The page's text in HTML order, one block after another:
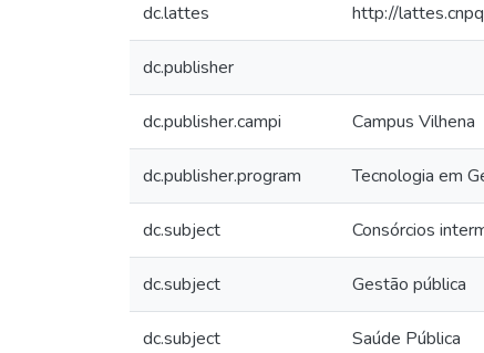
dc.lattes http://
dc.publisher
dc.publisher.campi Campus Vilhena
dc.publisher.program Tecnologia em
dc.subject Consórcios
dc.subject Gestão pública
dc.subject Saúde Pública